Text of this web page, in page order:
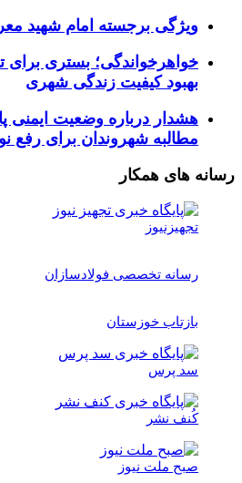
ویژگی برجسته امام شهید
خواهرخواندگی؛ بستری برای
بهبود کیفیت زندگی شهری
هشدار درباره وضعیت ایمنی
مطالبه شهروندان برای رفع
رسانه های همکار
تجهیزنیوز
رسانه تخصصی فولادسازان
بازتاب خوزستان
سد پرس
کُنف نشر
صبح ملت نیوز